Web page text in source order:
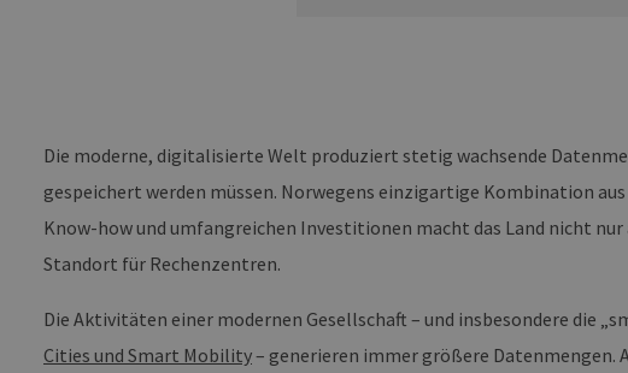
Die moderne, digitalisierte Welt produziert stetig wachsende
gespeichert werden müssen. Norwegens einzigartige Kombination
Know-how und umfangreichen Investitionen macht das Land nicht
Standort für Rechenzentren.
Die Aktivitäten einer modernen Gesellschaft – und insbesondere die
Cities und Smart Mobility– generieren immer größere Datenmengen.